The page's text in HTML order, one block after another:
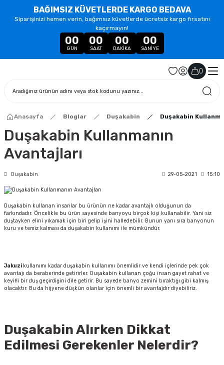
BAĞIMSIZ KÜVETLERDE KARGO BEDAVA
Siparişinizi hemen verin, bağımsız küvetlerde ücretsiz kargo fırsatını
kaçırmayın!
00
GÜN
00
SAAT
00
DAKIKA
00
SANIYE
()
Anasayfa Bloglar Duşakabin Duşakabin
Duşakabin Kullanmanın
Avantajları
Duşakabin 29-05-2021 15:10
Duşakabin kullanan insanlar bu ürünün ne kadar avantajlı olduğunun da
farkındadır. Öncelikle bu ürün sayesinde banyoyu birçok kişi kullanabilir. Yani siz
duştayken elini yıkamak için biri gelip işini halledebilir. Bunun yanı sıra banyonun
kuru ve temiz kalması da duşakabin kullanımı ile mümkündür.
Jakuzi kullanımı kadar duşakabin kullanımı önemlidir ve kendi içlerinde pek çok
avantajı da beraberinde getirirler. Duşakabin kullanan çoğu insan gayet rahat ve
keyifli bir duş geçirdiğini dile getirir. Bu sayede banyo zemini bıraktığı gibi kalmış
olacaktır. Bu da hijyene düşkün olanlar için önemli bir avantajdır diyebiliriz.
Duşakabin Alırken Dikkat
Edilmesi Gerekenler Nelerdir?